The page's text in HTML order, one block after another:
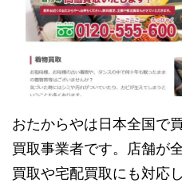
おたからやは日本全国で
買取事業者です。店舗が
買取や宅配買取にも対応